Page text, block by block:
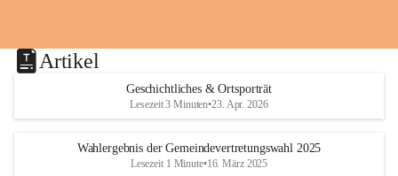
Artikel
Geschichtliches & Ortsporträt
Lesezeit 3 Minuten•23. Apr. 2026
Wahlergebnis der Gemeindevertretungswahl 2025
Lesezeit 1 Minute•16. März 2025